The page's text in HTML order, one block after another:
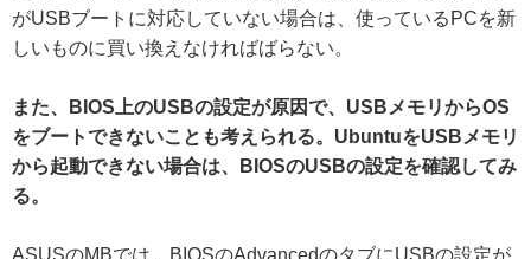
がUSBブートに対応していない場合は、使っているPCを新
しいものに買い換えなければばらない。
また、BIOS上のUSBの設定が原因で、USBメモリからOS
をブートできないことも考えられる。UbuntuをUSBメモリ
から起動できない場合は、BIOSのUSBの設定を確認してみ
る。
ASUSのMBでは、BIOSのAdvancedのタブにUSBの設定が